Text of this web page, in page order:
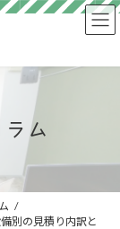
ム
別の見積り内訳と